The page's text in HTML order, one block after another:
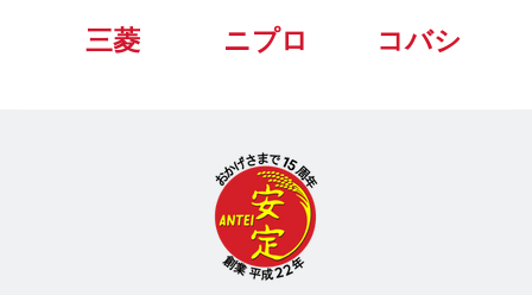
三菱
ニプロ コバシ